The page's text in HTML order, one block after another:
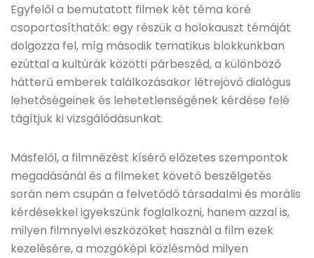
Egyfelől a bemutatott filmek két téma köré
csoportosíthatók: egy részük a holokauszt témáját
dolgozza fel, míg második tematikus blokkunkban
ezúttal a kultúrák közötti párbeszéd, a különböző
hátterű emberek találkozásakor létrejövő dialógus
lehetőségeinek és lehetetlenségének kérdése felé
tágítjuk ki vizsgálódásunkat.
Másfelől, a filmnézést kísérő előzetes szempontok
megadásánál és a filmeket követő beszélgetés
során nem csupán a felvetődő társadalmi és morális
kérdésekkel igyekszünk foglalkozni, hanem azzal is,
milyen filmnyelvi eszközöket használ a film ezek
kezelésére, a mozgóképi közlésmód milyen